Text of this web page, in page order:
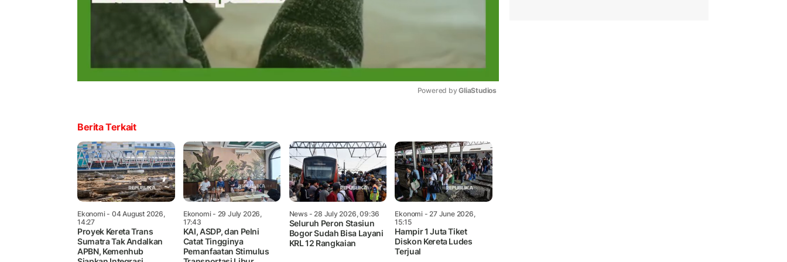
Powered by GliaStudios
Berita Terkait
Ekonomi- 04 August 2026,
14:27
Proyek Kereta Trans
Sumatra Tak Andalkan
APBN, Kemenhub
Ekonomi- 29 July 2026,
17:43
KAI, ASDP, dan Pelni
Catat Tingginya
Pemanfaatan Stimulus
News- 28 July 2026, 09:36
Seluruh Peron Stasiun
Bogor Sudah Bisa Layani
KRL 12 Rangkaian
Ekonomi- 27 June 2026,
15:15
Hampir 1 Juta Tiket
Diskon Kereta Ludes
Terjual